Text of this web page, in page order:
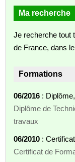
Ma recherche
Je recherche tout
de France, dans
Formations
06/2016 :
Diplôme de
travaux
06/2010 :
Certificat de